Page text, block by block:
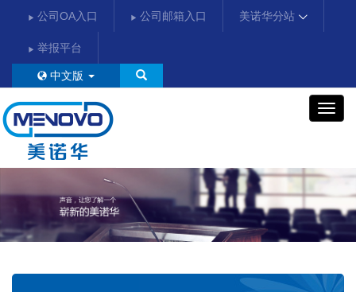
公司OA入口 公司邮箱入口 美诺华分站
举报平台
中文版
美
诺